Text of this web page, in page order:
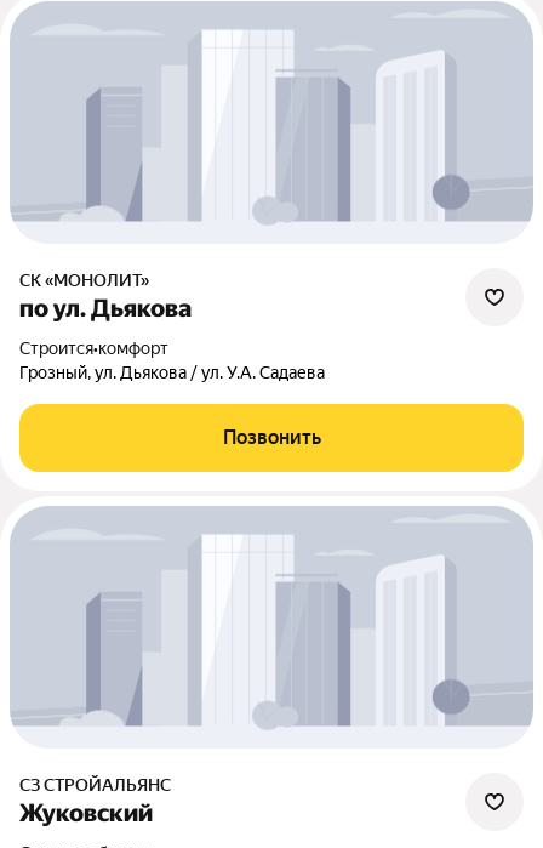
СК «МОНОЛИТ»
по ул. Дьякова
Строится•комфорт
Грозный, ул. Дьякова / ул. У.А. Садаева
Позвонить
СЗ СТРОЙАЛЬЯНС
Жуковский